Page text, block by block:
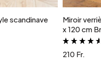
scandinave
Miroir
x 120 cm
210 Fr.